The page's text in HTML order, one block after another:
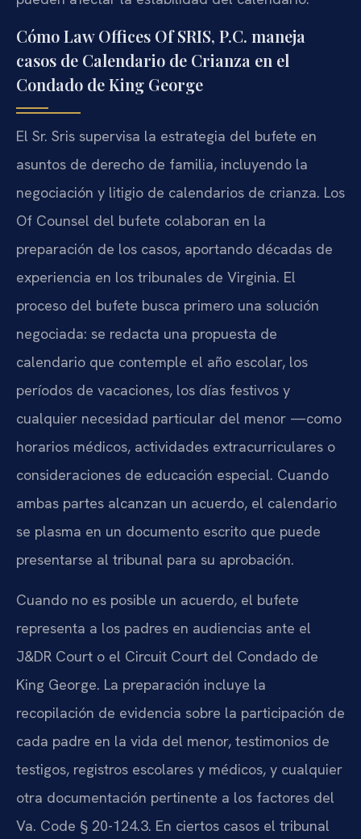
Cómo Law Offices Of SRIS, P.C. maneja
casos de Calendario de Crianza en el
Condado de King George
El Sr. Sris supervisa la estrategia del bufete en
asuntos de derecho de familia, incluyendo la
negociación y litigio de calendarios de crianza. Los
Of Counsel del bufete colaboran en la
preparación de los casos, aportando décadas de
experiencia en los tribunales de Virginia. El
proceso del bufete busca primero una solución
negociada: se redacta una propuesta de
calendario que contemple el año escolar, los
períodos de vacaciones, los días festivos y
cualquier necesidad particular del menor —como
horarios médicos, actividades extracurriculares o
consideraciones de educación especial. Cuando
ambas partes alcanzan un acuerdo, el calendario
se plasma en un documento escrito que puede
presentarse al tribunal para su aprobación.
Cuando no es posible un acuerdo, el bufete
representa a los padres en audiencias ante el
J&DR Court o el Circuit Court del Condado de
King George. La preparación incluye la
recopilación de evidencia sobre la participación de
cada padre en la vida del menor, testimonios de
testigos, registros escolares y médicos, y cualquier
otra documentación pertinente a los factores del
Va. Code § 20-124.3. En ciertos casos el tribunal